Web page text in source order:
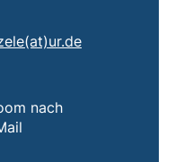
(öffnet Ihr E-
nach